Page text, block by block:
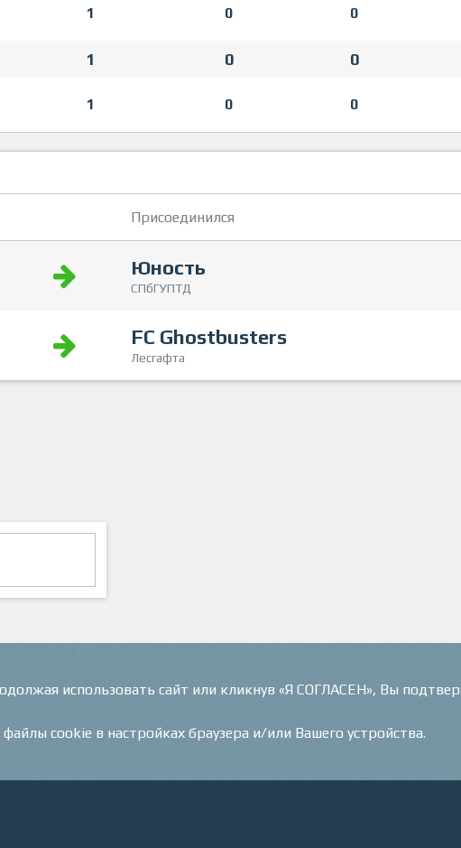
1 0 0
1 0 0
1 0 0
Присоединился
Юность
СПбГУПТД
FC Ghostbusters
Лесгафта
использовать сайт или кликнув «Я СОГЛАСЕН», Вы
cookie в настройках браузера и/или Вашего устройства.